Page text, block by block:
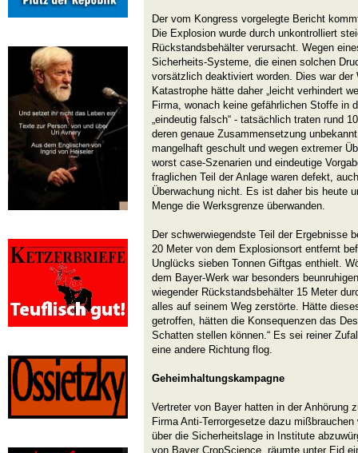
Der vom Kongress vorgelegte Bericht
Die Explosion wurde durch unkontrolliert
Rückstandsbehälter verursacht. Wegen
Sicherheits-Systeme, die einen solchen
vorsätzlich deaktiviert worden. Dies war der
Katastrophe hätte daher „leicht verhindert
Firma, wonach keine gefährlichen Stoffe in
„eindeutig falsch“ - tatsächlich traten rund
deren genaue Zusammensetzung
mangelhaft geschult und wegen extremer
worst case-Szenarien und eindeutige
fraglichen Teil der Anlage waren defekt,
Überwachung nicht. Es ist daher bis heute
Menge die Werksgrenze überwanden.
Der schwerwiegendste Teil der Ergebnisse
20 Meter von dem Explosionsort entfernt
Unglücks sieben Tonnen Giftgas enthielt.
dem Bayer-Werk war besonders
wiegender Rückstandsbehälter 15 Meter
alles auf seinem Weg zerstörte. Hätte
getroffen, hätten die Konsequenzen das
Schatten stellen können.“ Es sei reiner
eine andere Richtung flog.
Geheimhaltungskampagne
Vertreter von Bayer hatten in der Anhörung
Firma Anti-Terrorgesetze dazu
über die Sicherheitslage in Institute
von Bayer CropScience, räumte unter Eid